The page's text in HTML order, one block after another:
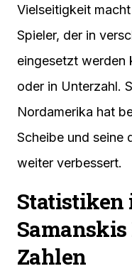
Vielseitigkeit
Spieler, der in
eingesetzt werden
oder in Unterzahl.
Nordamerika hat
Scheibe und seine
weiter verbessert.
Statistiken
Zahlen